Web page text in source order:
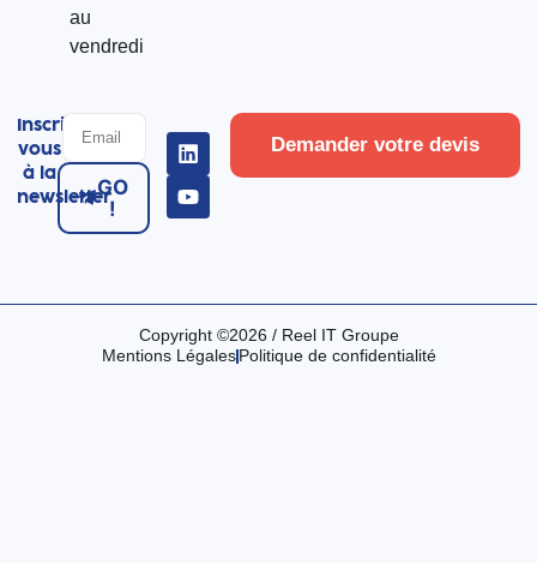
au
vendredi
Inscrivez-
vous
à la
newsletterGO
!
Demander votre devis
Copyright ©2026 / Reel IT Groupe
Mentions LégalesPolitique de confidentialité